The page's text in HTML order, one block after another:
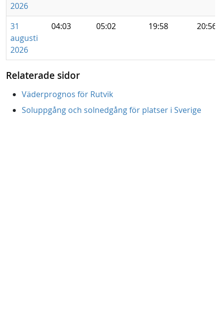
2026
31
augusti
2026
04:03 05:02 19:58 20:56
Relaterade sidor
Väderprognos för Rutvik
Soluppgång och solnedgång för platser i Sverige